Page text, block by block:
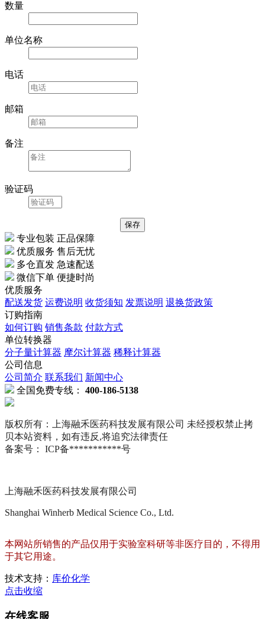
数量
单位名称
电话
邮箱
备注
验证码
专业包装 正品保障
优质服务 售后无忧
多仓直发 急速配送
微信下单 便捷时尚
优质服务
配送发货 运费说明 收货须知 发票说明 退换货政策
订购指南
如何订购 销售条款 付款方式
单位转换器
分子量计算器 摩尔计算器 稀释计算器
公司信息
公司简介 联系我们 新闻中心
全国免费专线： 400-186-5138
版权所有：上海融禾医药科技发展有限公司 未经授权禁止拷
贝本站资料，如有违反,将追究法律责任
备案号： ICP备***********号
上海融禾医药科技发展有限公司
Shanghai Winherb Medical Science Co., Ltd.
本网站所销售的产品仅用于实验室科研等非医疗目的，不得用
于其它用途。
技术支持： 库价化学
点击收缩
在线客服